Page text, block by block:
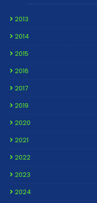
2013
2014
2015
2016
2017
2019
2020
2021
2022
2023
2024